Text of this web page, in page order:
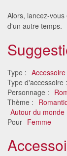
Alors, lancez-
d'un autre temps.
Type : Accessoire
Type d'accessoire :
Personnage :
Thème :
Autour du monde
Pour Femme